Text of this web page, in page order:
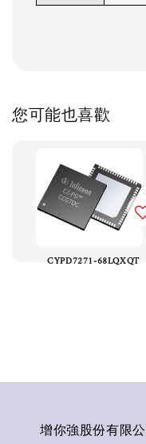
您可能也喜歡
CYPD7271-68LQXQT
增你強股份有限